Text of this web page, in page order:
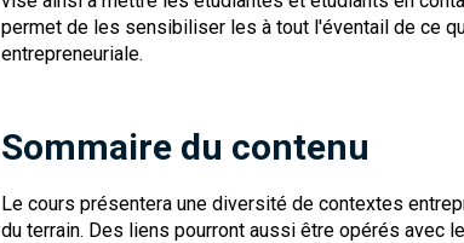
permet de les sensibiliser les à tout l'éventail de ce
entrepreneuriale.
Sommaire du contenu
Le cours présentera une diversité de contextes
du terrain. Des liens pourront aussi être opérés avec